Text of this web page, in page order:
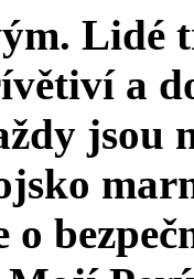
Lidé
a
jsou
o